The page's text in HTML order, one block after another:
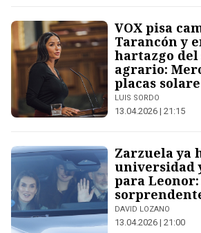
VOX pisa
Tarancón y
hartazgo
agrario:
placas
LUIS SORDO
13.04.2026 | 21:15
Zarzuela ya
universidad
para
DAVID LOZANO
13.04.2026 | 21:00